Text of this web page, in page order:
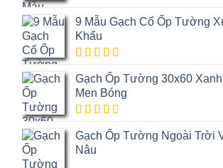
9 Mẫu Gạch Cổ Ốp Tường
Khẩu
trên
5 dựa trên
đánh giá
Gạch Ốp Tường 30x60
Men Bóng
trên
5 dựa trên
đánh giá
Gạch Ốp Tường Ngoài Trời
Nâu